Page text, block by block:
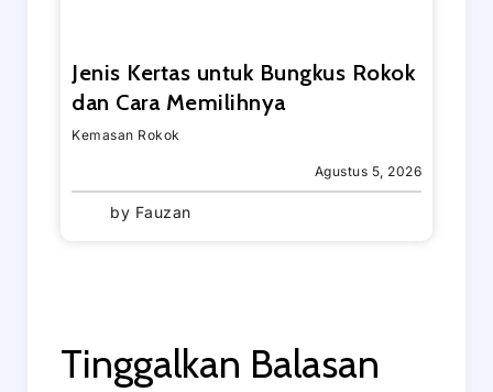
Jenis Kertas untuk Bungkus Rokok
dan Cara Memilihnya
Kemasan Rokok
Agustus 5, 2026
by Fauzan
Tinggalkan Balasan